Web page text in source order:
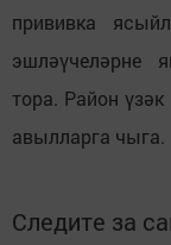
прививка
эшләүчеләрне
тора. Район
авылларга чыга.
Следите за